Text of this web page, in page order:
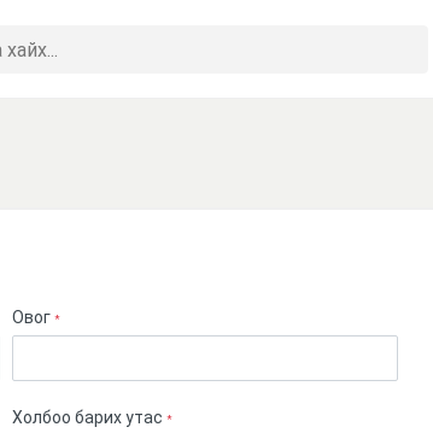
Овог*
Холбоо барих утас*